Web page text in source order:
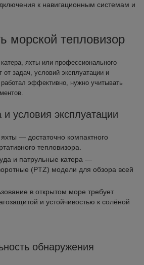
к навигационным системам и
морской тепловизор
яхты или профессионального
задач, условий эксплуатации и
эффективно, нужно учитывать
и условия эксплуатации
— достаточно компактного
тепловизора.
и патрульные катера —
(PTZ) модели для обзора всей
в открытом море требует
и устойчивостью к солёной
обнаружения